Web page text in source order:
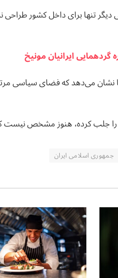
تنها برای داخل کشور
گردهمایی ايرانيان مونیخ
نشان می‌دهد که فضای سیاسی
را جلب کرده، هنوز مشخص نیست
جمهوری اسلامی ایران